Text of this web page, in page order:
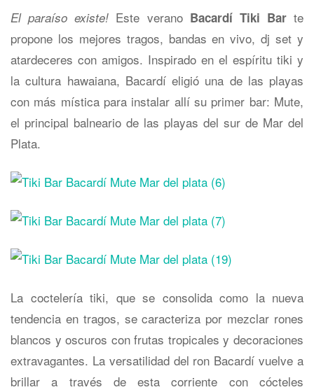
El paraíso existe! Este verano Bacardí Tiki Barte
propone los mejores tragos, bandas en vivo, dj set y
atardeceres con amigos. Inspirado en el espíritu tiki y
la cultura hawaiana, Bacardí eligió una de las playas
con más mística para instalar allí su primer bar: Mute,
el principal balneario de las playas del sur de Mar del
Plata.
La coctelería tiki, que se consolida como la nueva
tendencia en tragos, se caracteriza por mezclar rones
blancos y oscuros con frutas tropicales y decoraciones
extravagantes. La versatilidad del ron Bacardí vuelve a
brillar a través de esta corriente con cócteles